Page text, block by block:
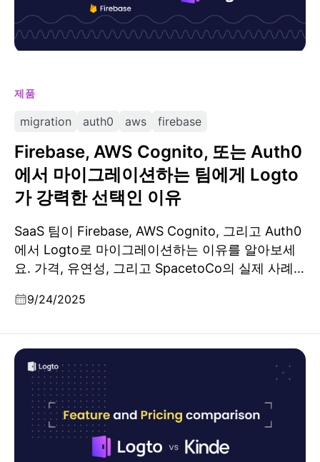
제품
migration auth0 aws firebase
Firebase, AWS Cognito, 또는 Auth0
에서 마이그레이션하는 팀에게 Logto
가 강력한 선택인 이유
SaaS 팀이 Firebase, AWS Cognito, 그리고 Auth0
에서 Logto로 마이그레이션하는 이유를 알아보세
요. 가격, 유연성, 그리고 SpacetoCo의 실제 사례
9/24/2025
Kinde vs Logto, 제품 및 기능, 그리고 가격 비교